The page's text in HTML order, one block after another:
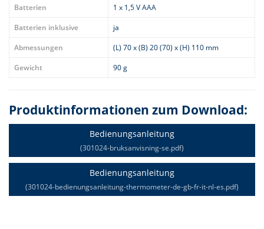
Batterien
1 x 1,5 V AAA
Batterien inklusive
ja
Abmessungen
(L) 70 x (B) 20 (70) x (H) 110 mm
Gewicht
90 g
Produktinformationen zum Download:
Bedienungsanleitung
(301024-bruksanvisning-se.pdf)
Bedienungsanleitung
(301024-bedienungsanleitung-thermometer-de-gb-fr-it-nl-es.pdf)